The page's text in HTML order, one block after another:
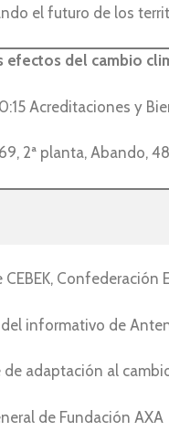
el futuro de los
efectos del cambio
Acreditaciones y
2ª planta, Abando,
Confederación
informativo de
de adaptación al
de Fundación AXA